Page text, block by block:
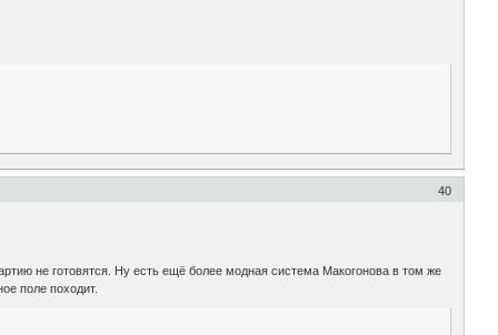
40
не готовятся. Ну есть ещё более модная система Макогонова в том же
поле походит.